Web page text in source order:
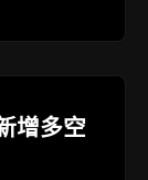
增多空